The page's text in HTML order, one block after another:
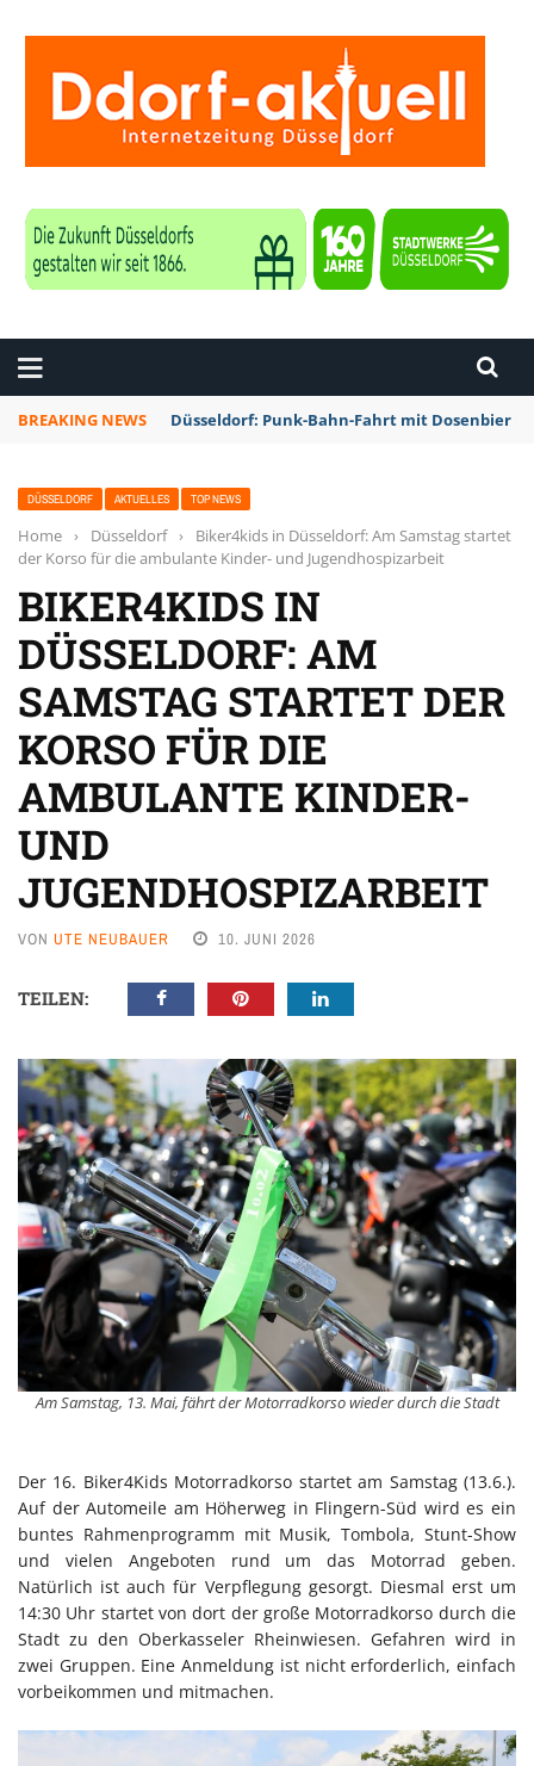
BREAKING NEWS Düsseldorf: Punk-Bahn-Fahrt mit Dosenbier
DÜSSELDORF AKTUELLES TOP NEWS
Home › Düsseldorf ›
Biker4kids in Düsseldorf: Am Samstag startet
der Korso für die ambulante Kinder- und Jugendhospizarbeit
BIKER4KIDS IN
DÜSSELDORF: AM
SAMSTAG STARTET DER
KORSO FÜR DIE
AMBULANTE KINDER-
UND
JUGENDHOSPIZARBEIT
VON UTE NEUBAUER 10. JUNI 2026
TEILEN:
Am Samstag, 13. Mai, fährt der Motorradkorso wieder durch die Stadt
Der 16. Biker4Kids Motorradkorso startet am Samstag (13.6.).
Auf der Automeile am Höherweg in Flingern-Süd wird es ein
buntes Rahmenprogramm mit Musik, Tombola, Stunt-Show
und vielen Angeboten rund um das Motorrad geben.
Natürlich ist auch für Verpflegung gesorgt. Diesmal erst um
14:30 Uhr startet von dort der große Motorradkorso durch die
Stadt zu den Oberkasseler Rheinwiesen. Gefahren wird in
zwei Gruppen. Eine Anmeldung ist nicht erforderlich, einfach
vorbeikommen und mitmachen.